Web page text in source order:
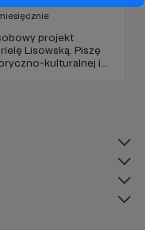
projekt
Lisowską. Piszę
kulturalnej i